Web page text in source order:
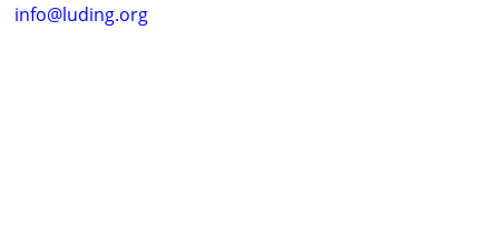
info@luding.org